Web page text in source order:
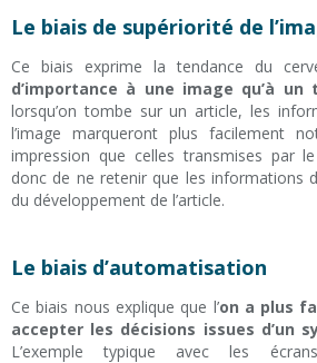
Le biais de supériorité de
Ce biais exprime la tendance du
d’importance à une image qu’à un
lorsqu’on tombe sur un article, les
l’image marqueront plus facilement
impression que celles transmises par
donc de ne retenir que les informations
du développement de l’article.
Le biais d’automatisation
Ce biais nous explique que l’on a plus
accepter les décisions issues d’un
L’exemple typique avec les